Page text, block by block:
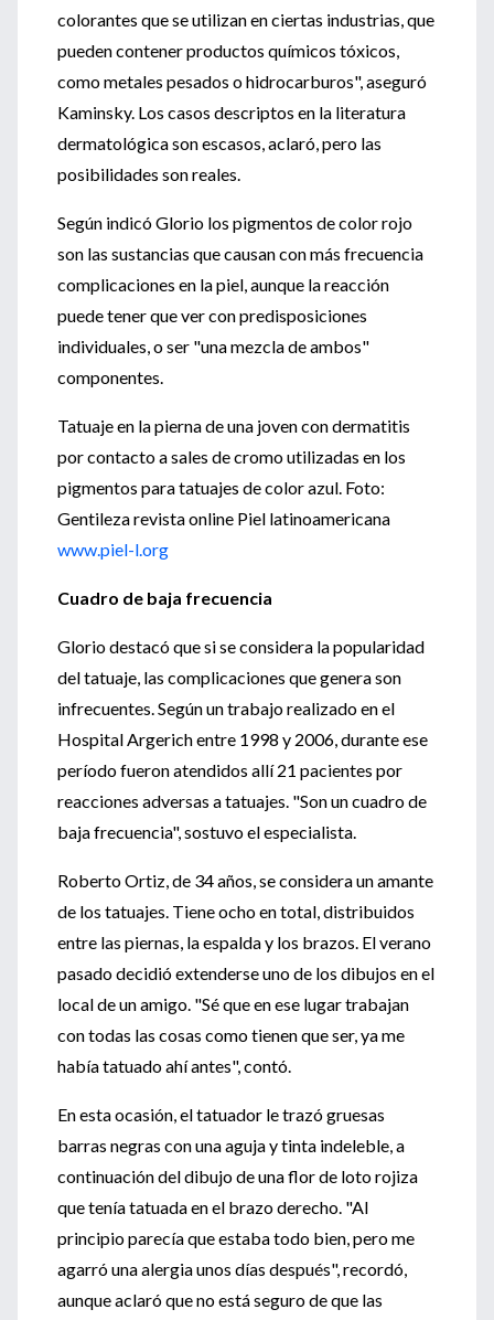
colorantes que se utilizan en ciertas industrias, que
pueden contener productos químicos tóxicos,
como metales pesados o hidrocarburos", aseguró
Kaminsky. Los casos descriptos en la literatura
dermatológica son escasos, aclaró, pero las
posibilidades son reales.
Según indicó Glorio los pigmentos de color rojo
son las sustancias que causan con más frecuencia
complicaciones en la piel, aunque la reacción
puede tener que ver con predisposiciones
individuales, o ser "una mezcla de ambos"
componentes.
Tatuaje en la pierna de una joven con dermatitis
por contacto a sales de cromo utilizadas en los
pigmentos para tatuajes de color azul. Foto:
Gentileza revista online Piel latinoamericana
www.piel-l.org
Cuadro de baja frecuencia
Glorio destacó que si se considera la popularidad
del tatuaje, las complicaciones que genera son
infrecuentes. Según un trabajo realizado en el
Hospital Argerich entre 1998 y 2006, durante ese
período fueron atendidos allí 21 pacientes por
reacciones adversas a tatuajes. "Son un cuadro de
baja frecuencia", sostuvo el especialista.
Roberto Ortiz, de 34 años, se considera un amante
de los tatuajes. Tiene ocho en total, distribuidos
entre las piernas, la espalda y los brazos. El verano
pasado decidió extenderse uno de los dibujos en el
local de un amigo. "Sé que en ese lugar trabajan
con todas las cosas como tienen que ser, ya me
había tatuado ahí antes", contó.
En esta ocasión, el tatuador le trazó gruesas
barras negras con una aguja y tinta indeleble, a
continuación del dibujo de una flor de loto rojiza
que tenía tatuada en el brazo derecho. "Al
principio parecía que estaba todo bien, pero me
agarró una alergia unos días después", recordó,
aunque aclaró que no está seguro de que las